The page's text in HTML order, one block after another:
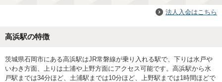
法人入会はこちら
高浜駅の特徴
茨城県石岡市にある高浜駅はJR常磐線が乗り入れる駅で、下りは水戸や
いわき方面、上りは土浦や上野方面にアクセス可能です。高浜駅から水
戸駅までは34分ほど、土浦駅までは10分ほど、上野駅までは1時間ほどで